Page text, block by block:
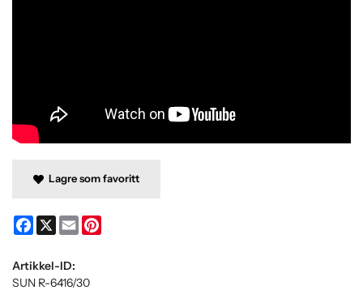
Lagre som favoritt
Facebook
X Email
Artikkel-ID:
SUN R-6416/30